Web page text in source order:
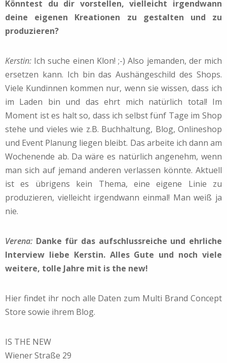
Könntest du dir vorstellen, vielleicht irgendwann
deine eigenen Kreationen zu gestalten und zu
produzieren?
Kerstin: Ich suche einen Klon! ;-) Also jemanden, der mich
ersetzen kann. Ich bin das Aushängeschild des Shops.
Viele Kundinnen kommen nur, wenn sie wissen, dass ich
im Laden bin und das ehrt mich natürlich total! Im
Moment ist es halt so, dass ich selbst fünf Tage im Shop
stehe und vieles wie z.B. Buchhaltung, Blog, Onlineshop
und Event Planung liegen bleibt. Das arbeite ich dann am
Wochenende ab. Da wäre es natürlich angenehm, wenn
man sich auf jemand anderen verlassen könnte. Aktuell
ist es übrigens kein Thema, eine eigene Linie zu
produzieren, vielleicht irgendwann einmal! Man weiß ja
nie.
Verena: Danke für das aufschlussreiche und ehrliche
Interview liebe Kerstin. Alles Gute und noch viele
weitere, tolle Jahre mit is the new!
Hier findet ihr noch alle Daten zum Multi Brand Concept
Store sowie ihrem Blog.
IS THE NEW
Wiener Straße 29